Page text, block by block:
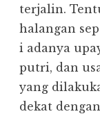
terjalin.
halangan
i adanya
putri, dan
yang
dekat